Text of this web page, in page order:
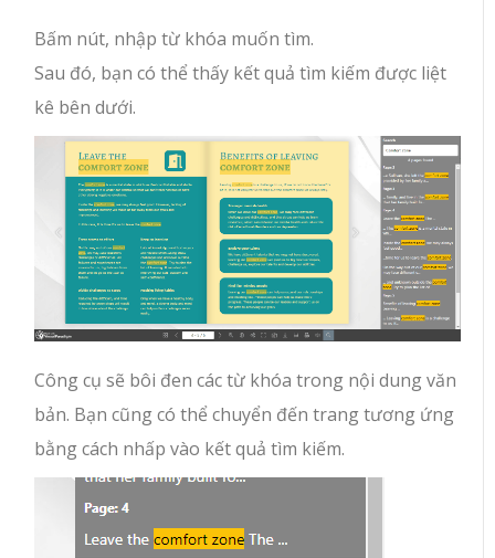
Bấm nút, nhập từ khóa muốn tìm.
Sau đó, bạn có thể thấy kết quả tìm kiếm được liệt
kê bên dưới.
Công cụ sẽ bôi đen các từ khóa trong nội dung văn
bản. Bạn cũng có thể chuyển đến trang tương ứng
bằng cách nhấp vào kết quả tìm kiếm.